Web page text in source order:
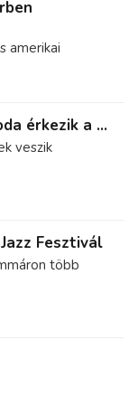
amerikai
érkezik a ...
veszik
Fesztivál
több